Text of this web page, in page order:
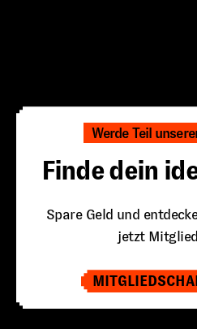
Werde Teil
Finde dein
Spare Geld und
jetzt